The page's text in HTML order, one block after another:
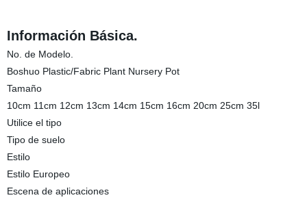
Información Básica.
No. de Modelo.
Boshuo Plastic/Fabric Plant Nursery Pot
Tamaño
10cm 11cm 12cm 13cm 14cm 15cm 16cm 20cm 25cm 35l
Utilice el tipo
Tipo de suelo
Estilo
Estilo Europeo
Escena de aplicaciones